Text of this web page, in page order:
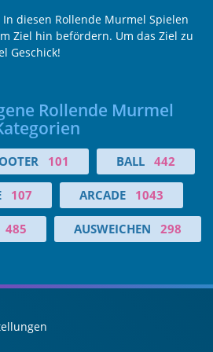
diesen Rollende Murmel Spielen
Ziel hin befördern. Um das Ziel zu
Geschick!
Rollende Murmel
101 BALL 442
107 ARCADE 1043
485 AUSWEICHEN 298